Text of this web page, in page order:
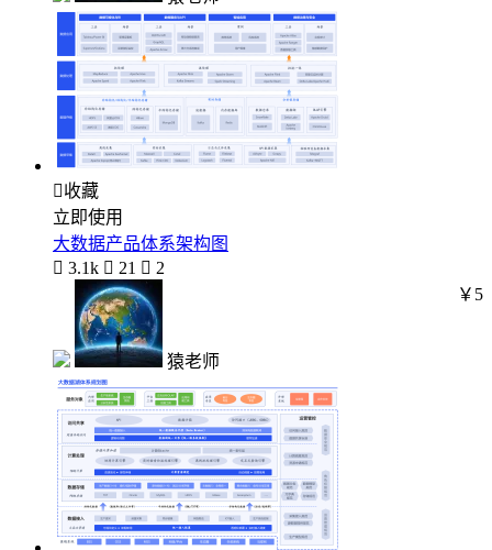
收藏
立即使用
大数据产品体系架构图
 3.1k  21  2
猿老师
￥5